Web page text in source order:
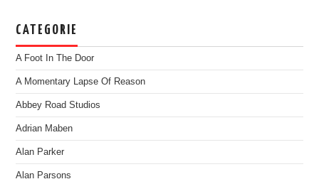
CATEGORIE
A Foot In The Door
A Momentary Lapse Of Reason
Abbey Road Studios
Adrian Maben
Alan Parker
Alan Parsons